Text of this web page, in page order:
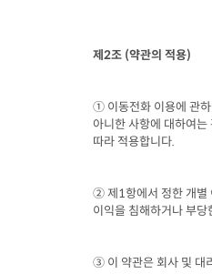
제 2조 (약관의 적용)
① 이동전화 이용에 관
아니한 사항에 대하여는
따라 적용합니다.
② 제 1항에서 정한 개별
이익을 침해하거나 부
③ 이 약관은 회사 및 대